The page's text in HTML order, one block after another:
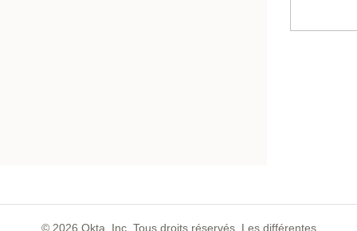
© 2026 Okta, Inc. Tous droits réservés. Les différentes